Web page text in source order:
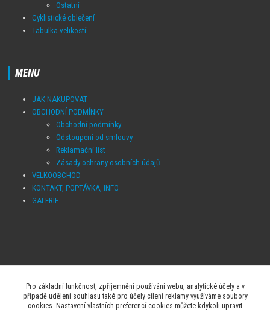
Ostatní
Cyklistické oblečení
Tabulka velikostí
MENU
JAK NAKUPOVAT
OBCHODNÍ PODMÍNKY
Obchodní podmínky
Odstoupení od smlouvy
Reklamační list
Zásady ochrany osobních údajů
VELKOOBCHOD
KONTAKT, POPTÁVKA, INFO
GALERIE
+420 602 222 405
Pro základní funkčnost, zpříjemnění používání webu, analytické účely a v
případě udělení souhlasu také pro účely cílení reklamy využíváme soubory
cookies. Nastavení vlastních preferencí cookies můžete kdykoli upravit